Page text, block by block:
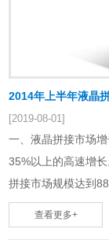
2014年上半年液晶
[2019-08-01]
一、液晶拼接市场增长势头强劲 (一)2014年
35%以上的高速增
拼接市场规模达到
增……
查看更多+